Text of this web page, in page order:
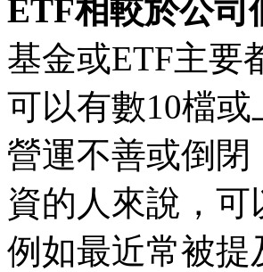
ETF相較於公司
基金或ETF主要
可以有數10檔
營運不善或倒
資的人來說，
例如最近常被